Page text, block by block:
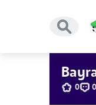
0